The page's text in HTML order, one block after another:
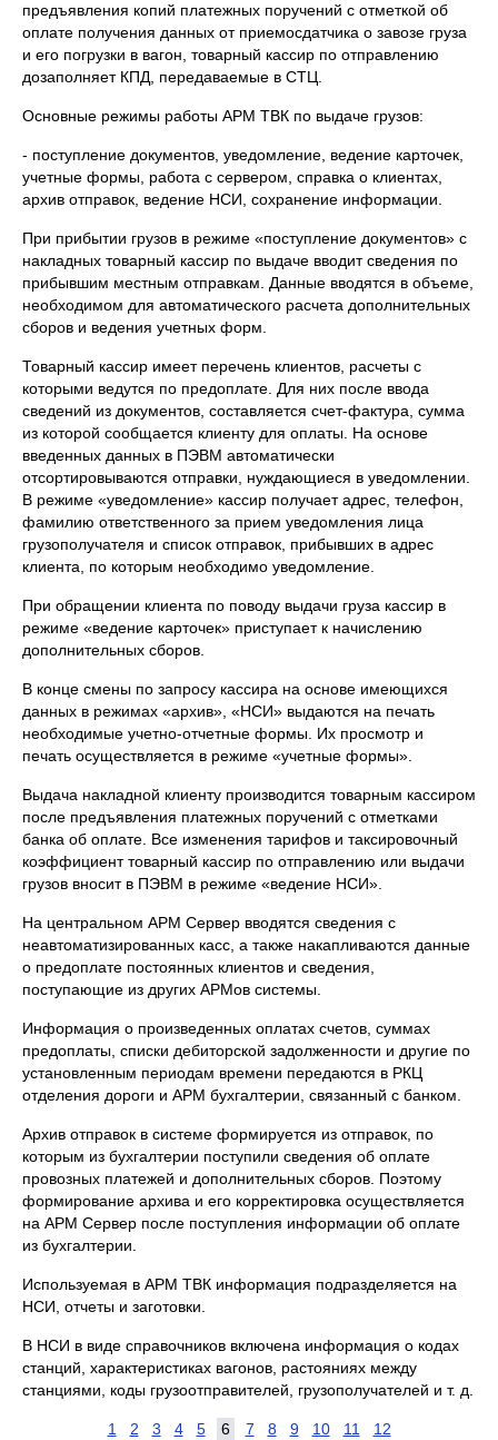
предъявления копий платежных поручений с отметкой об
оплате получения данных от приемосдатчика о завозе груза
и его погрузки в вагон, товарный кассир по отправлению
дозаполняет КПД, передаваемые в СТЦ.
Основные режимы работы АРМ ТВК по выдаче грузов:
- поступление документов, уведомление, ведение карточек,
учетные формы, работа с сервером, справка о клиентах,
архив отправок, ведение НСИ, сохранение информации.
При прибытии грузов в режиме «поступление документов» с
накладных товарный кассир по выдаче вводит сведения по
прибывшим местным отправкам. Данные вводятся в объеме,
необходимом для автоматического расчета дополнительных
сборов и ведения учетных форм.
Товарный кассир имеет перечень клиентов, расчеты с
которыми ведутся по предоплате. Для них после ввода
сведений из документов, составляется счет-фактура, сумма
из которой сообщается клиенту для оплаты. На основе
введенных данных в ПЭВМ автоматически
отсортировываются отправки, нуждающиеся в уведомлении.
В режиме «уведомление» кассир получает адрес, телефон,
фамилию ответственного за прием уведомления лица
грузополучателя и список отправок, прибывших в адрес
клиента, по которым необходимо уведомление.
При обращении клиента по поводу выдачи груза кассир в
режиме «ведение карточек» приступает к начислению
дополнительных сборов.
В конце смены по запросу кассира на основе имеющихся
данных в режимах «архив», «НCИ» выдаются на печать
необходимые учетно-отчетные формы. Их просмотр и
печать осуществляется в режиме «учетные формы».
Выдача накладной клиенту производится товарным кассиром
после предъявления платежных поручений с отметками
банка об оплате. Все изменения тарифов и таксировочный
коэффициент товарный кассир по отправлению или выдачи
грузов вносит в ПЭВМ в режиме «ведение НСИ».
На центральном АРМ Сервер вводятся сведения с
неавтоматизированных касс, а также накапливаются данные
о предоплате постоянных клиентов и сведения,
поступающие из других АРМов системы.
Информация о произведенных оплатах счетов, суммах
предоплаты, списки дебиторской задолженности и другие по
установленным периодам времени передаются в РКЦ
отделения дороги и АРМ бухгалтерии, связанный с банком.
Архив отправок в системе формируется из отправок, по
которым из бухгалтерии поступили сведения об оплате
провозных платежей и дополнительных сборов. Поэтому
формирование архива и его корректировка осуществляется
на АРМ Сервер после поступления информации об оплате
из бухгалтерии.
Используемая в АРМ ТВК информация подразделяется на
НСИ, отчеты и заготовки.
В НСИ в виде справочников включена информация о кодах
станций, характеристиках вагонов, растояниях между
станциями, коды грузоотправителей, грузополучателей и т. д.
1 2 3 4 5 6 7 8 9 10 11 12